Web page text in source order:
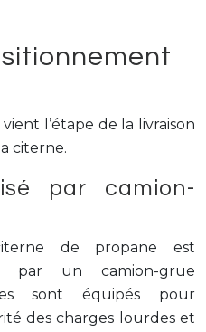
l’étape de la livraison
citerne.
par camion-
de propane est
par un camion-grue
sont équipés pour
des charges lourdes et